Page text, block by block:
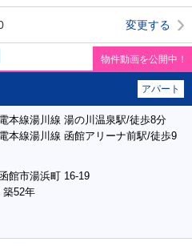
変更する
物件動画を公開中！
アパート
本線湯川線 湯の川温泉駅/徒歩8分
本線湯川線 函館アリーナ前駅/徒歩9
館市湯浜町 16-19
築52年